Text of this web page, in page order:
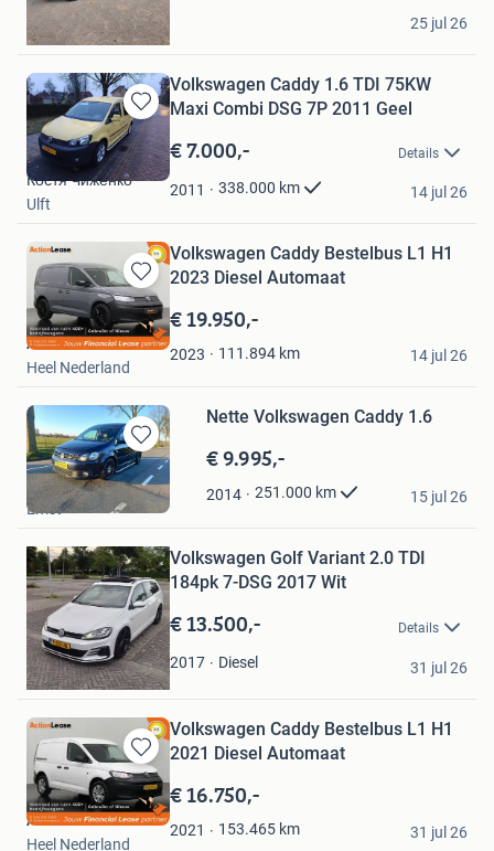
Jan Helms
Beltrum
25 jul 26
Bewaren
in
Mijn
Favorieten
Volkswagen Caddy 1.6 TDI 75KW
Maxi Combi DSG 7P 2011 Geel
€ 7.000,- Details
2011 338.000 km
Костя Чиженко
Ulft
14 jul 26
Bewaren
in
Mijn
Favorieten
Volkswagen Caddy Bestelbus L1 H1
2023 Diesel Automaat
€ 19.950,-
2023 111.894 km
Action Lease
Heel Nederland
14 jul 26
Bewaren
in
Mijn
Favorieten
Nette Volkswagen Caddy 1.6
€ 9.995,-
2014 251.000 km
Jordy
Emst
15 jul 26
Bewaren
Mijn
Favorieten
Volkswagen Golf Variant 2.0 TDI
184pk 7-DSG 2017 Wit
€ 13.500,- Details
2017 Diesel
Lars
Overloon
31 jul 26
Bewaren
in
Mijn
Favorieten
Volkswagen Caddy Bestelbus L1 H1
2021 Diesel Automaat
€ 16.750,-
2021 153.465 km
Action Lease
Heel Nederland
31 jul 26